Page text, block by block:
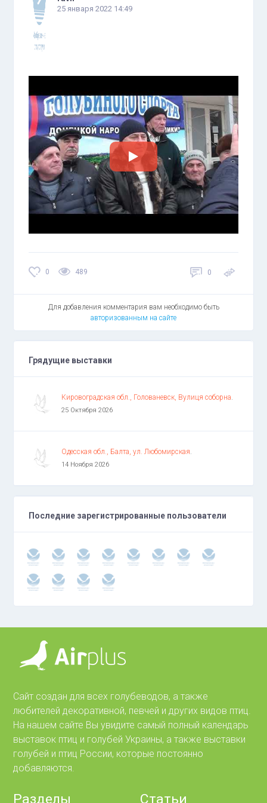
25 января 2022 14:49
0 489 0
Для добавления комментария вам необходимо быть
авторизованным на сайте
Грядущие выставки
Кировоградская обл., Голованевск, Вулиця соборна.
25 Октября 2026
Одесская обл., Балта, ул. Любомирская.
14 Ноября 2026
Последние зарегистрированные пользователи
Сайт создан для всех голубеводов, а также
любителей декоративной, певчей и других видов птиц.
На нашем сайте Вы увидите самый полный календарь
выставок птиц и голубей Украины, а также выставки
голубей и птиц России, которые постоянно
добавляются.
Разделы Статьи